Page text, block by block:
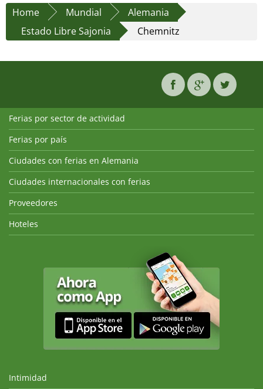
Home
Mundial
Alemania
Estado Libre Sajonia
Chemnitz
Ferias por sector de actividad
Ferias por país
Ciudades con ferias en Alemania
Ciudades internacionales con ferias
Proveedores
Hoteles
Intimidad